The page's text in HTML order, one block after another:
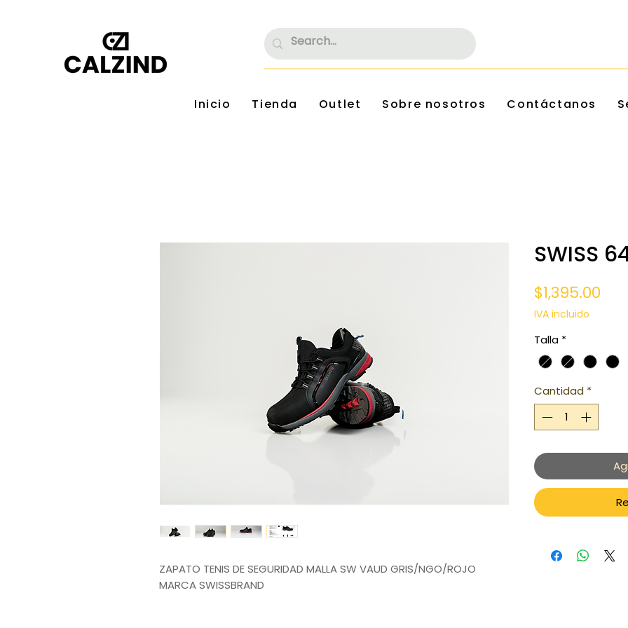
Inicio Tienda Outlet Sobre nosotros Contáctanos
ZAPATO TENIS DE SEGURIDAD MALLA SW VAUD GRIS/NGO/ROJO
MARCA SWISSBRAND
SWISS
$1,395.00
IVA incluido
Talla *
Cantidad *